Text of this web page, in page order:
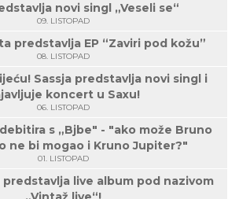
novi singl „Veseli se“
09. LISTOPAD
predstavlja EP “Zaviri pod kožu”
08. LISTOPAD
Sassja predstavlja novi singl i
koncert u Saxu!
06. LISTOPAD
s „Bjbe" - "ako može Bruno
ne bi mogao i Kruno Jupiter?"
01. LISTOPAD
live album pod nazivom